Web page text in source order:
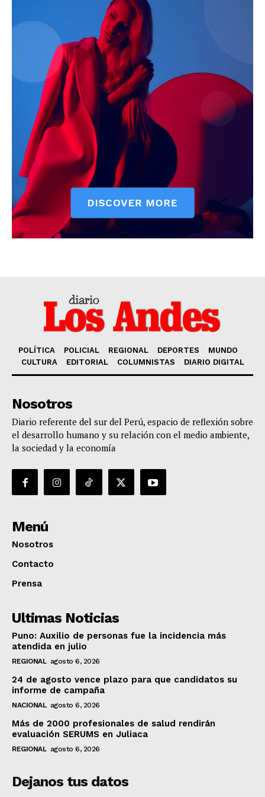
POLÍTICA POLICIAL REGIONAL DEPORTES
MUNDO
CULTURA
EDITORIAL COLUMNISTAS DIARIO DIGITAL
Nosotros
Diario referente del sur del Perú, espacio de reflexión sobre
el desarrollo humano y su relación con el medio ambiente,
la sociedad y la economía
Menú
Nosotros
Contacto
Prensa
Ultimas Noticias
Puno: Auxilio de personas fue la incidencia más
atendida en julio
REGIONAL agosto 6, 2026
24 de agosto vence plazo para que candidatos su
informe de campaña
NACIONAL agosto 6, 2026
Más de 2000 profesionales de salud rendirán
evaluación SERUMS en Juliaca
REGIONAL agosto 6, 2026
Dejanos tus datos